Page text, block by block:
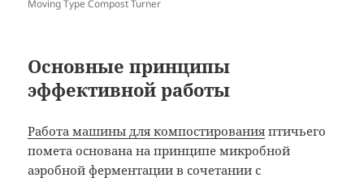
Moving Type Compost Turner
Основные принципы
эффективной работы
Работа машины для компостирования птичьего
помета основана на принципе микробной
аэробной ферментации в сочетании с